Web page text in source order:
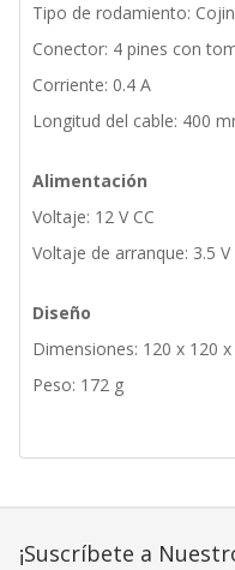
Tipo de rodamiento:
Conector: 4 pines con
Corriente: 0.4 A
Longitud del cable: 400
Alimentación
Voltaje: 12 V CC
Voltaje de arranque: 3.5 V
Diseño
Dimensiones: 120 x 120
Peso: 172 g
¡Suscríbete a